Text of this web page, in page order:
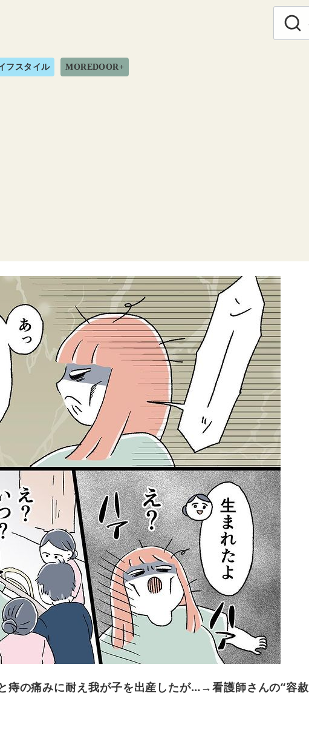
フスタイル MOREDOOR+
痔の痛みに耐え我が子を出産したが…→看護師さんの“容赦